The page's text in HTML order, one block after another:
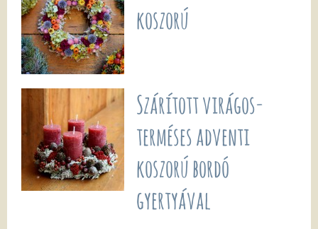
koszorú
Szárított virágos-
terméses adventi
koszorú bordó
gyertyával